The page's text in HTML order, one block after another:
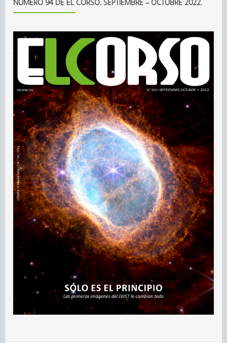
NÚMERO 94 DE EL CORSO. SEPTIEMBRE – OCTUBRE 2022.